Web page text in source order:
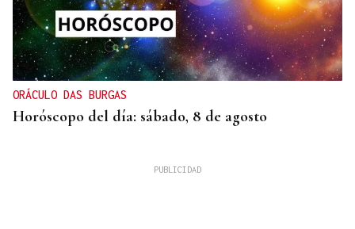
ORÁCULO DAS BURGAS
Horóscopo del día: sábado, 8 de agosto